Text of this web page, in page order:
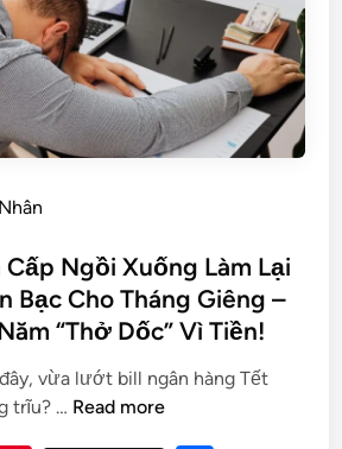
Ngồi Xuống Làm Lại
Bạc Cho Tháng Giêng –
“Thở Dốc” Vì Tiền!
vừa lướt bill ngân hàng Tết
trĩu? … Read more